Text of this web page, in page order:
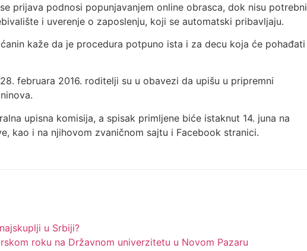
prijava podnosi popunjavanjem online obrasca, dok nisu potrebni
i uverenje o zaposlenju, koji se automatski pribavljaju.
kaže da je procedura potpuno ista i za decu koja će pohađati
februara 2016. roditelji su u obavezi da upišu u pripremni
upisna komisija, a spisak primljene biće istaknut 14. juna na
kao i na njihovom zvaničnom sajtu i Facebook stranici.
u Srbiji?
roku na Državnom univerzitetu u Novom Pazaru